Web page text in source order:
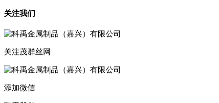
关注我们
关注茂群丝网
添加微信